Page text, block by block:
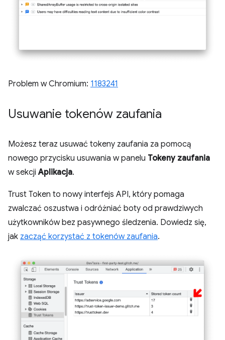
Problem w Chromium: 1183241
Usuwanie tokenów zaufania
Możesz teraz usuwać tokeny zaufania za pomocą
nowego przycisku usuwania w panelu Tokeny zaufania
w sekcjiAplikacja.
Trust Token to nowy interfejs API, który pomaga
zwalczać oszustwa i odróżniać boty od prawdziwych
użytkowników bez pasywnego śledzenia. Dowiedz się,
jak zacząć korzystać z tokenów zaufania.